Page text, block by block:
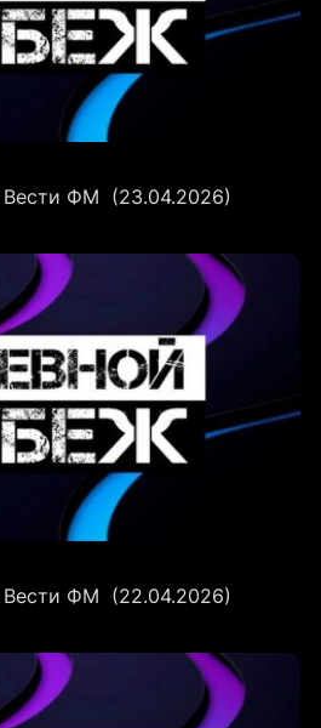
Вести ФМ (23.04.2026)
Вести ФМ (22.04.2026)